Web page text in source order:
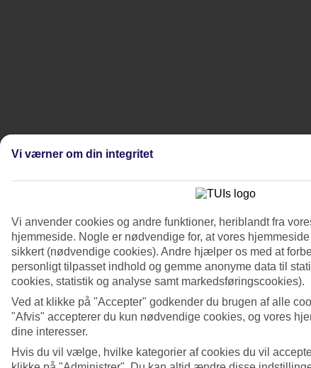
Vi værner om din integritet
Vi anvender cookies og andre funktioner, heriblandt fra
hjemmeside. Nogle er nødvendige for, at vores
sikkert (nødvendige cookies). Andre hjælper os med at
personligt tilpasset indhold og gemme anonyme data til
cookies, statistik og analyse samt markedsføringscookies).
Ved at klikke på "Accepter" godkender du brugen af alle
"Afvis" accepterer du kun nødvendige cookies, og vores
dine interesser.
Hvis du vil vælge, hvilke kategorier af cookies du vil